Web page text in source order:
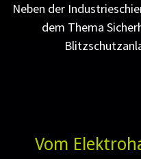
Neben der
dem Thema
Vom